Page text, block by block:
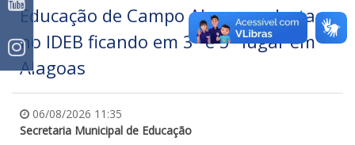
Educação de Campo Alegre se destaca
no IDEB ficando em 3º e 5º lugar em
Alagoas
06/08/2026 11:35
Secretaria Municipal de Educação